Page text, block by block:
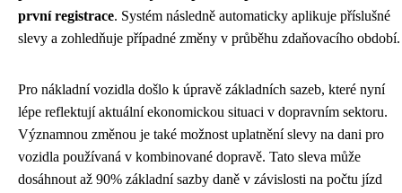
první registrace. Systém následně automaticky aplikuje příslušné
slevy a zohledňuje případné změny v průběhu zdaňovacího období.
Pro nákladní vozidla došlo k úpravě základních sazeb, které nyní
lépe reflektují aktuální ekonomickou situaci v dopravním sektoru.
Významnou změnou je také možnost uplatnění slevy na dani pro
vozidla používaná v kombinované dopravě. Tato sleva může
dosáhnout až 90% základní sazby daně v závislosti na počtu jízd